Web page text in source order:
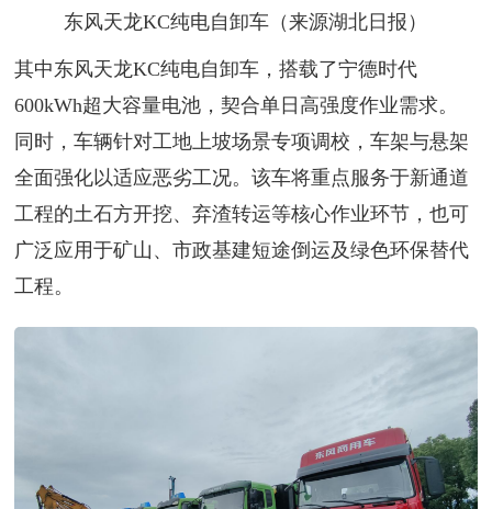
东风天龙KC纯电自卸车（来源湖北日报）
其中东风天龙KC纯电自卸车，搭载了宁德时代
600kWh超大容量电池，契合单日高强度作业需求。
同时，车辆针对工地上坡场景专项调校，车架与悬架
全面强化以适应恶劣工况。该车将重点服务于新通道
工程的土石方开挖、弃渣转运等核心作业环节，也可
广泛应用于矿山、市政基建短途倒运及绿色环保替代
工程。